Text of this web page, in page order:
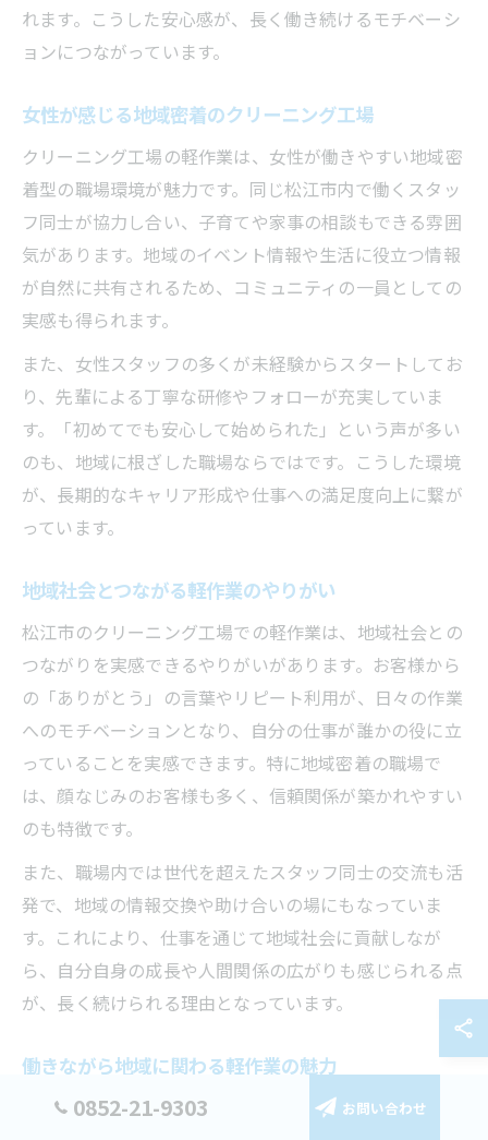
れます。こうした安心感が、長く働き続けるモチベーシ
ョンにつながっています。
女性が感じる地域密着のクリーニング工場
クリーニング工場の軽作業は、女性が働きやすい地域密
着型の職場環境が魅力です。同じ松江市内で働くスタッ
フ同士が協力し合い、子育てや家事の相談もできる雰囲
気があります。地域のイベント情報や生活に役立つ情報
が自然に共有されるため、コミュニティの一員としての
実感も得られます。
また、女性スタッフの多くが未経験からスタートしてお
り、先輩による丁寧な研修やフォローが充実していま
す。「初めてでも安心して始められた」という声が多い
のも、地域に根ざした職場ならではです。こうした環境
が、長期的なキャリア形成や仕事への満足度向上に繋が
っています。
地域社会とつながる軽作業のやりがい
松江市のクリーニング工場での軽作業は、地域社会との
つながりを実感できるやりがいがあります。お客様から
の「ありがとう」の言葉やリピート利用が、日々の作業
へのモチベーションとなり、自分の仕事が誰かの役に立
っていることを実感できます。特に地域密着の職場で
は、顔なじみのお客様も多く、信頼関係が築かれやすい
のも特徴です。
また、職場内では世代を超えたスタッフ同士の交流も活
発で、地域の情報交換や助け合いの場にもなっていま
す。これにより、仕事を通じて地域社会に貢献しなが
ら、自分自身の成長や人間関係の広がりも感じられる点
が、長く続けられる理由となっています。
働きながら地域に関わる軽作業の魅力
クリーニング工場の軽作業は、働きながら地域に自然と
0852-21-9303 お問い合わせ